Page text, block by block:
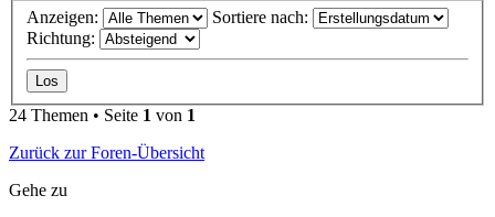
Anzeigen:
Sortiere nach:
Richtung:
24 Themen • Seite 1 von 1
Zurück zur Foren-Übersicht
Gehe zu